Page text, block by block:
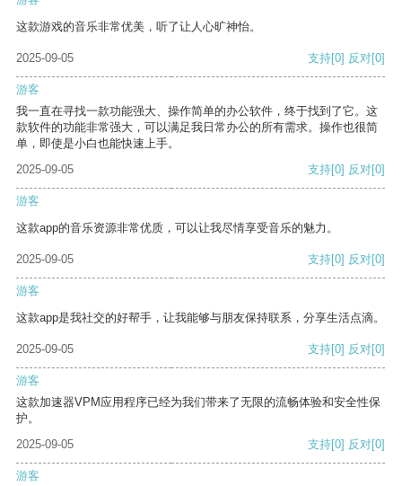
这款游戏的音乐非常优美，听了让人心旷神怡。
2025-09-05 支持[0] 反对[0]
游客
我一直在寻找一款功能强大、操作简单的办公软件，终于找到了它。这
款软件的功能非常强大，可以满足我日常办公的所有需求。操作也很简
单，即使是小白也能快速上手。
2025-09-05
支持[0] 反对[0]
游客
这款app的音乐资源非常优质，可以让我尽情享受音乐的魅力。
2025-09-05 支持[0] 反对[0]
游客
这款app是我社交的好帮手，让我能够与朋友保持联系，分享生活点滴。
2025-09-05 支持[0] 反对[0]
游客
这款加速器VPM应用程序已经为我们带来了无限的流畅体验和安全性保
护。
2025-09-05
支持[0] 反对[0]
游客